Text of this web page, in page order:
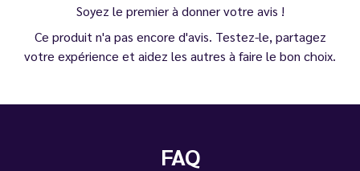
Soyez le premier à donner votre avis !
Ce produit n'a pas encore d'avis. Testez-le, partagez
votre expérience et aidez les autres à faire le bon choix.
FAQ